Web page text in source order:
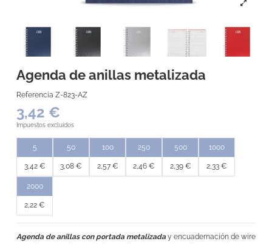
Agenda de anillas metalizada
Referencia Z-823-AZ
3,42 €
Impuestos excluidos
5
3,42 €
50
3,08 €
100
2,57 €
250
2,46 €
500
2,39 €
1000
2,33 €
2000
2,22 €
Agenda de anillas con portada metalizaday encuadernación de wire